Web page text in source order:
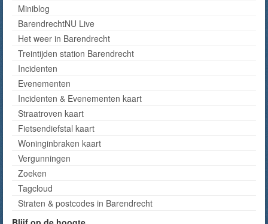
Miniblog
BarendrechtNU Live
Het weer in Barendrecht
Treintijden station Barendrecht
Incidenten
Evenementen
Incidenten & Evenementen kaart
Straatroven kaart
Fietsendiefstal kaart
Woninginbraken kaart
Vergunningen
Zoeken
Tagcloud
Straten & postcodes in Barendrecht